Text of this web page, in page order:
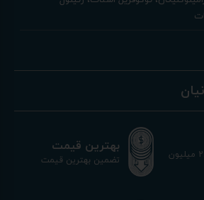
با خرید بیش از 2.5 میلیون
بهترین قیمت
تضمین بهترین قیمت